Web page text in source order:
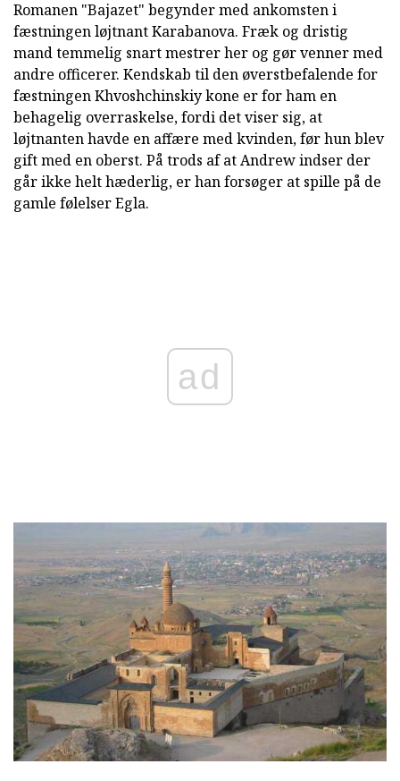
Romanen "Bajazet" begynder med ankomsten i
fæstningen løjtnant Karabanova. Fræk og dristig
mand temmelig snart mestrer her og gør venner med
andre officerer. Kendskab til den øverstbefalende for
fæstningen Khvoshchinskiy kone er for ham en
behagelig overraskelse, fordi det viser sig, at
løjtnanten havde en affære med kvinden, før hun blev
gift med en oberst. På trods af at Andrew indser der
går ikke helt hæderlig, er han forsøger at spille på de
gamle følelser Egla.
ad